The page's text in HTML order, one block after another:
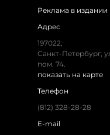
Реклама в издании
Адрес
197022,
Санкт-Петербург,
пом. 74.
показать на карте
Телефон
(812) 328-28-28
E-mail